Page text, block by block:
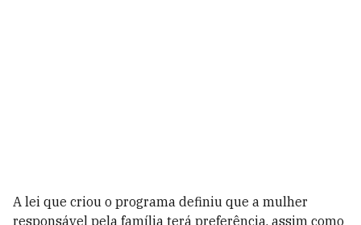
A lei que criou o programa definiu que a mulher
responsável pela família terá preferência, assim como